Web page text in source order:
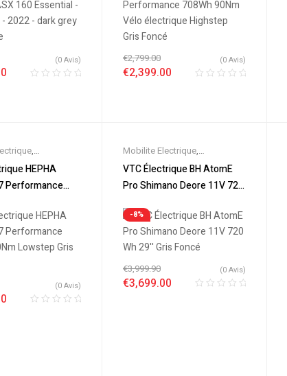
(0 Avis) €2,799.00
€2,399.00
(0 Avis)
,
,Promos &
électrique ville
HEPHA
Performance
(0 Avis)
Mobilite Electrique,
Nouveautes,Promos &
Soldes,Vélo électrique ville,
Electrique
VTC Électrique BH AtomE
Pro Shimano Deore 11V 720
-8%
€3,999.90
€3,699.00
(0 Avis)